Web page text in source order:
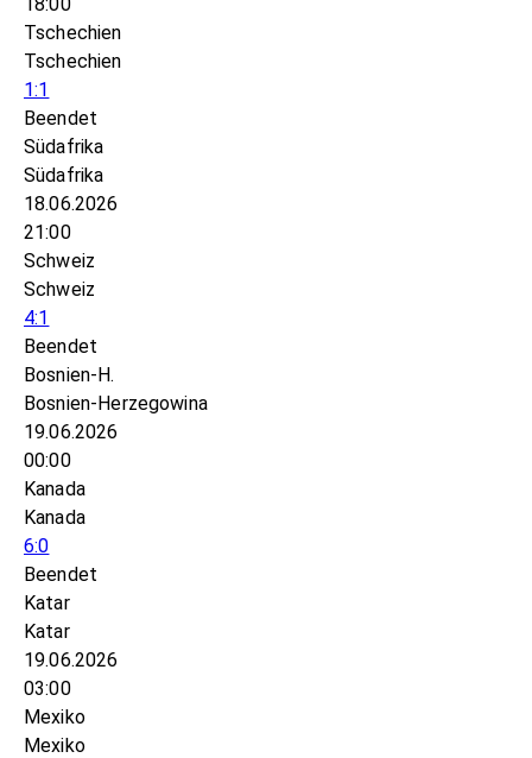
Tschechien
Tschechien
1:1
Beendet
Südafrika
Südafrika
18.06.2026
21:00
Schweiz
Schweiz
4:1
Beendet
Bosnien-H.
Bosnien-Herzegowina
19.06.2026
00:00
Kanada
Kanada
6:0
Beendet
Katar
Katar
19.06.2026
03:00
Mexiko
Mexiko